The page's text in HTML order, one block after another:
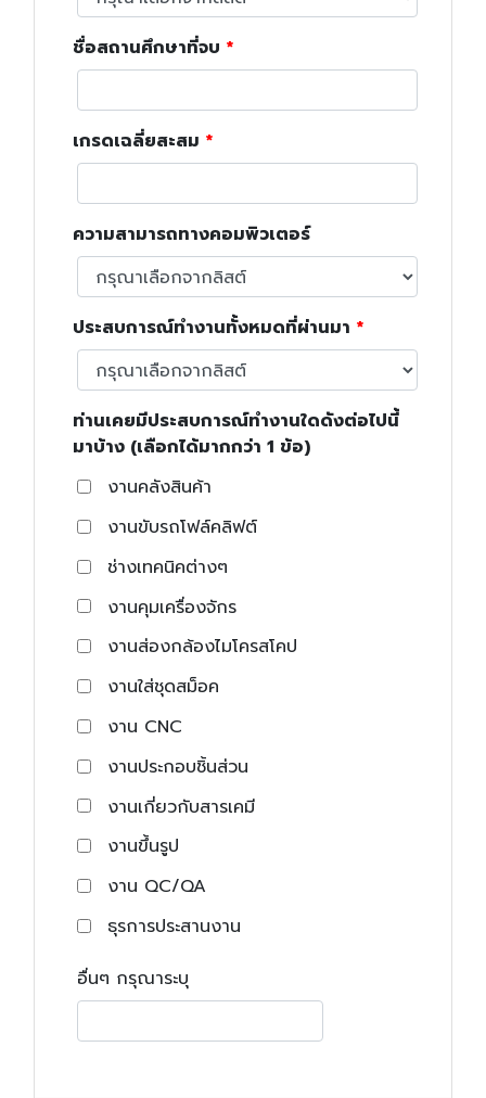
ชื่อสถานศึกษาที่จบ
เกรดเฉลี่ยสะสม
ความสามารถทางคอมพิวเตอร์
ประสบการณ์ทำงานทั้งหมดที่ผ่านมา
ท่านเคยมีประสบการณ์ทำงานใดดังต่อไปนี้
มาบ้าง (เลือกได้มากกว่า 1 ข้อ)
งานคลังสินค้า
งานขับรถโฟล์คลิฟต์
ช่างเทคนิคต่างๆ
งานคุมเครื่องจักร
งานส่องกล้องไมโครสโคป
งานใส่ชุดสม็อค
งาน CNC
งานประกอบชิ้นส่วน
งานเกี่ยวกับสารเคมี
งานขึ้นรูป
งาน QC/QA
ธุรการประสานงาน
อื่นๆ กรุณาระบุ